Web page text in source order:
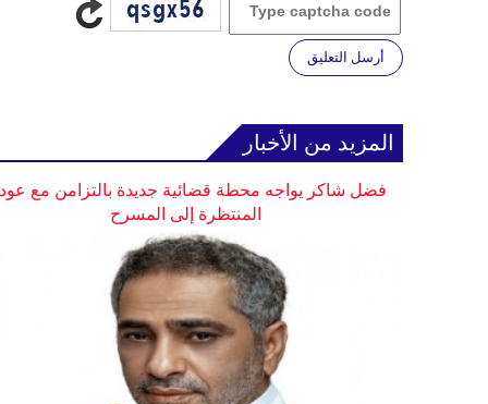
أرسل التعليق
المزيد من الأخبار
فضل شاكر يواجه محطة قضائية جديدة بالتزامن مع
المنتظرة إلى المسرح